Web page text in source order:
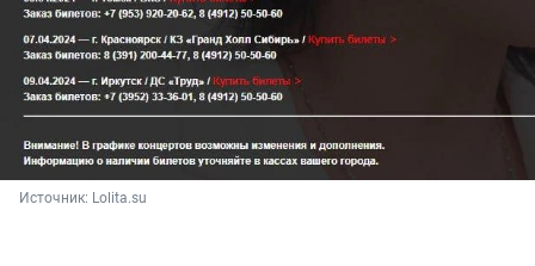
Источник: Lolita.su